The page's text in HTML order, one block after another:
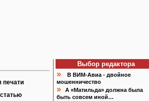
печати
Выбор редактора
»
В ВИМ-Авиа - двойное
мошенничество
»
А «Матильда» должна была
быть совсем иной…